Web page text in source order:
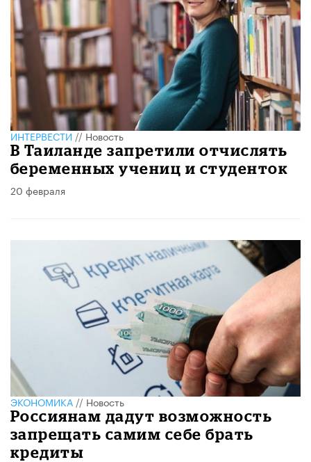
ИНТЕРВЕСТИ//Новость
В Таиланде запретили отчислять
беременных учениц и студенток
20 февраля
ЭКОНОМИКА//Новость
Россиянам дадут возможность
запрещать самим себе брать
кредиты